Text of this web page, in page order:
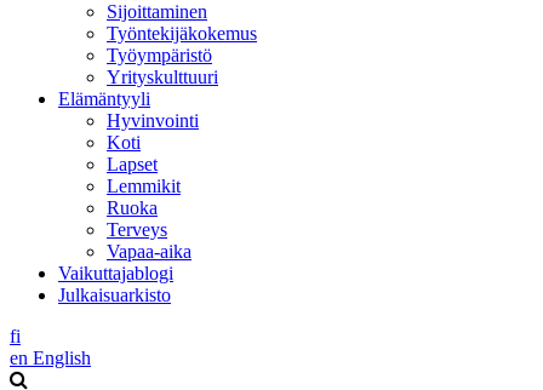
Sijoittaminen
Työntekijäkokemus
Työympäristö
Yrityskulttuuri
Elämäntyyli
Hyvinvointi
Koti
Lapset
Lemmikit
Ruoka
Terveys
Vapaa-aika
Vaikuttajablogi
Julkaisuarkisto
fi
en English